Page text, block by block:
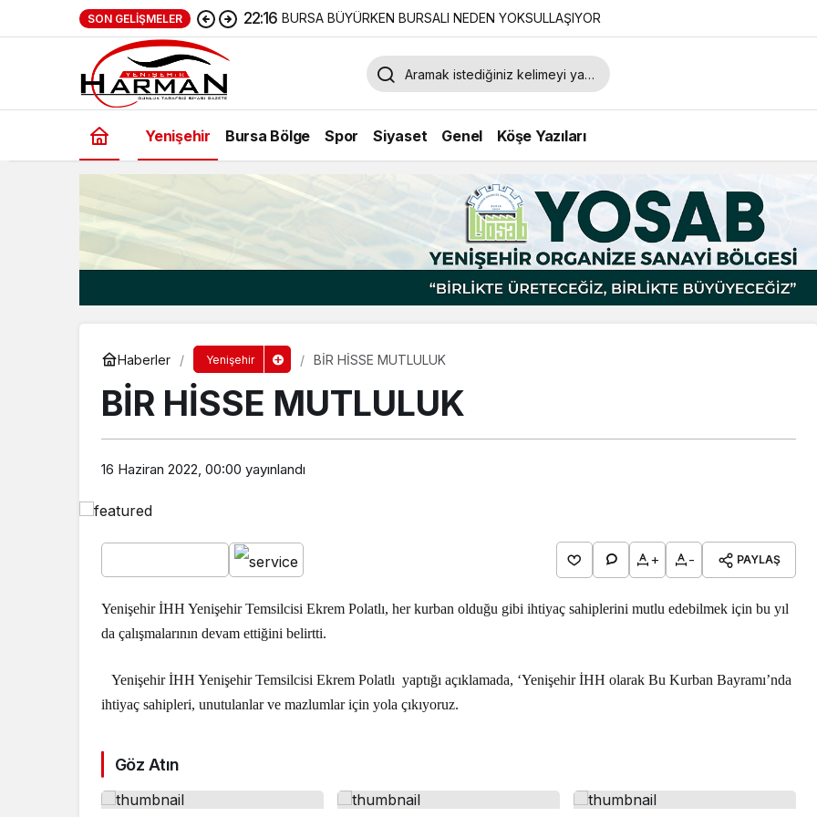
SON GELIŞMELER 22:16 BURSA BÜYÜRKEN BURSALI NEDEN YOKSULLAŞIYOR
Yenişehir Bursa Bölge Spor Siyaset Genel Köşe Yazıları
Haberler Yenişehir BİR HİSSE MUTLULUK
BİR HİSSE MUTLULUK
16 Haziran 2022, 00:00 yayınlandı
+ - PAYLAŞ
Yenişehir İHH Yenişehir Temsilcisi Ekrem Polatlı, her kurban olduğu gibi ihtiyaç sahiplerini mutlu edebilmek için bu yıl
da çalışmalarının devam ettiğini belirtti.
Yenişehir İHH Yenişehir Temsilcisi Ekrem Polatlı yaptığı açıklamada, ‘Yenişehir İHH olarak Bu Kurban Bayramı’nda
ihtiyaç sahipleri, unutulanlar ve mazlumlar için yola çıkıyoruz.
Göz Atın
Bursa Bölge